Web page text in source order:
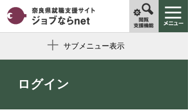
サブメニュー表示
ログイン